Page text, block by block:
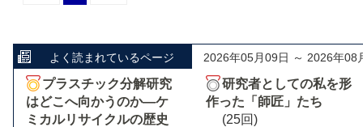
よく読まれているページ 2026年05月09日 ～ 2026年08
プラスチック分解研究
はどこへ向かうのか―ケ
ミカルリサイクルの歴史
研究者としての私を形
作った「師匠」たち
(25回)